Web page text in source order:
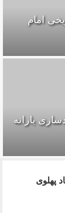
امام
یارانه
پهلوی